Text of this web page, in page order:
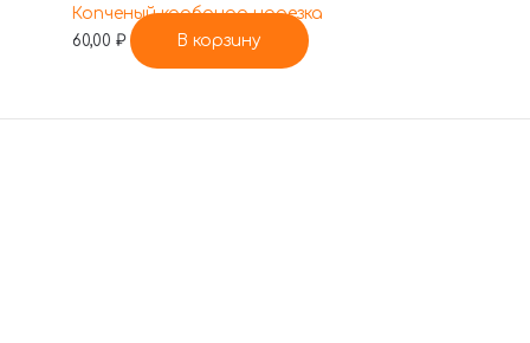
Копченый карбонад нарезка
60,00₽ В корзину